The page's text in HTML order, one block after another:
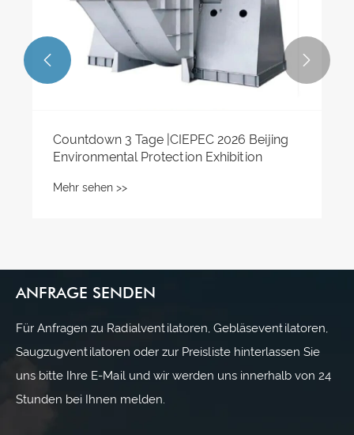
Countdown 3 Tage |CIEPEC 2026 Beijing
Environmental Protection Exhibition
Mehr sehen >>
 
ANFRAGE SENDEN
Für Anfragen zu Radialventilatoren, Gebläseventilatoren,
Saugzugventilatoren oder zur Preisliste hinterlassen Sie
uns bitte Ihre E-Mail und wir werden uns innerhalb von 24
Stunden bei Ihnen melden.